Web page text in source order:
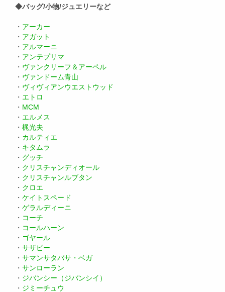
◆バッグ/小物/ジュエリーなど
・ アーカー
・ アガット
・ アルマーニ
・ アンテプリマ
・ ヴァンクリーフ＆アーペル
・ ヴァンドーム青山
・ ヴィヴィアンウエストウッド
・ エトロ
・ MCM
・ エルメス
・ 梶光夫
・ カルティエ
・ キタムラ
・ グッチ
・ クリスチャンディオール
・ クリスチャンルブタン
・ クロエ
・ ケイトスペード
・ ゲラルディーニ
・ コーチ
・ コールハーン
・ ゴヤール
・ サザビー
・ サマンサタバサ・ベガ
・ サンローラン
・ ジバンシー（ジバンシイ）
・ ジミーチュウ